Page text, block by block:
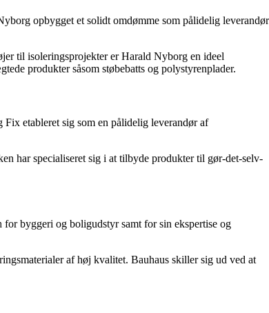
opbygget et solidt omdømme som pålidelig leverandør
til isoleringsprojekter er Harald Nyborg en ideel
produkter såsom støbebatts og polystyrenplader.
etableret sig som en pålidelig leverandør af
har specialiseret sig i at tilbyde produkter til gør-det-selv-
byggeri og boligudstyr samt for sin ekspertise og
af høj kvalitet. Bauhaus skiller sig ud ved at